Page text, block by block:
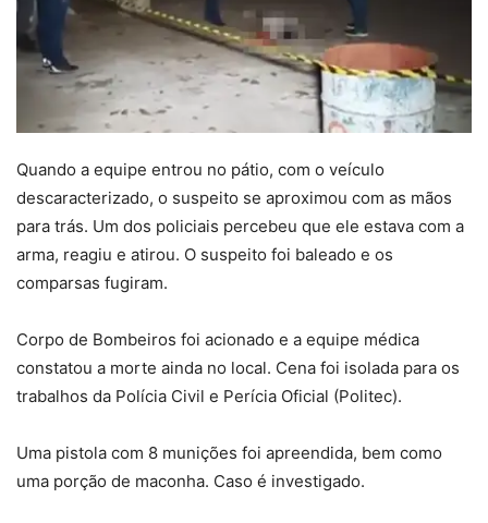
Quando a equipe entrou no pátio, com o veículo
descaracterizado, o suspeito se aproximou com as mãos
para trás. Um dos policiais percebeu que ele estava com a
arma, reagiu e atirou. O suspeito foi baleado e os
comparsas fugiram.
Corpo de Bombeiros foi acionado e a equipe médica
constatou a morte ainda no local. Cena foi isolada para os
trabalhos da Polícia Civil e Perícia Oficial (Politec).
Uma pistola com 8 munições foi apreendida, bem como
uma porção de maconha. Caso é investigado.